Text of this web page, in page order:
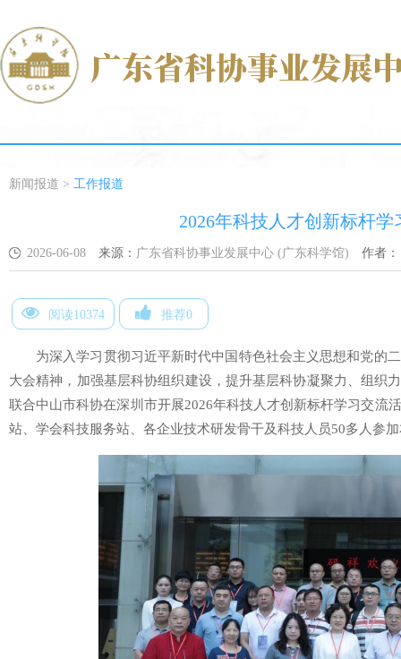
新闻报道 > 工作报道
2026年科技人才创新标杆
2026-06-08 来源： 广东省科协事业发展中心 (广东科学馆) 作者：
阅读10374 推荐0
为深入学习贯彻习近平新时代中国特色社会主义思想和党的
大会精神，加强基层科协组织建设，提升基层科协凝聚力、组织
联合中山市科协在深圳市开展2026年科技人才创新标杆学习交流
站、学会科技服务站、各企业技术研发骨干及科技人员50多人参